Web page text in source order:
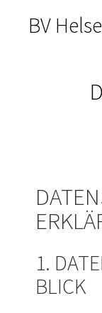
BV Helse
1.
BLICK